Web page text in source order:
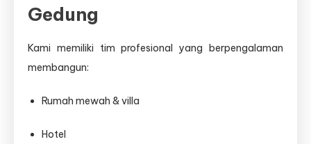
Gedung
Kami memiliki tim profesional yang berpengalaman
membangun:
Rumah mewah & villa
Hotel